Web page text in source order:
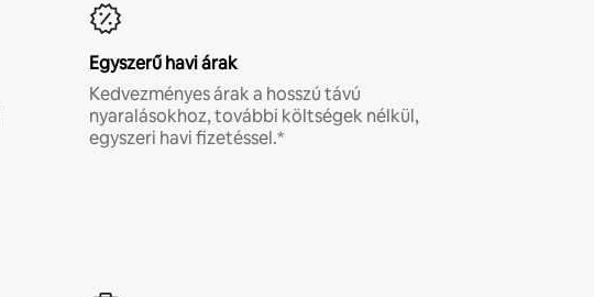
Egyszerű havi árak
Kedvezményes árak a hosszú távú
nyaralásokhoz, további költségek nélkül,
egyszeri havi fizetéssel.*